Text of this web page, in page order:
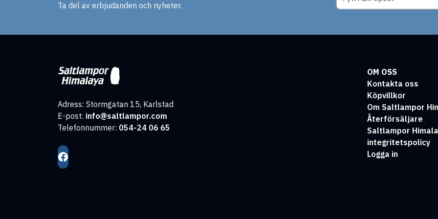
Ta del av erbjudanden och nyheter.
Adress: Stormgatan 15, Karlstad
E-post: info@saltlampor.com
Telefonnummer: 054-24 06 65
OM OSS
Kontakta oss
Köpvillkor
Om Saltlampor
Återförsäljare
Saltlampor
integritetspolicy
Logga in